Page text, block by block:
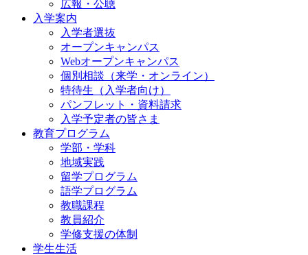
広報・公聴
入学案内
入学者選抜
オープンキャンパス
Webオープンキャンパス
個別相談（来学・オンライン）
特待生（入学者向け）
パンフレット・資料請求
入学予定者の皆さま
教育プログラム
学部・学科
地域実践
留学プログラム
語学プログラム
教職課程
教員紹介
学修支援の体制
学生生活